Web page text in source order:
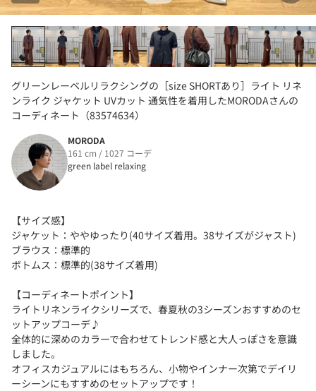
グリーンレーベルリラクシングの［size SHORTあり］ライト リネ
ンライク ジャケット UVカット 通気性を着用したMORODAさんの
コーディネート（83574634）
MORODA
161 cm / 1027 コーデ
green label relaxing
【サイズ感】
ジャケット：ややゆったり(40サイズ着用。38サイズがジャスト)
ブラウス：標準的
ボトムス：標準的(38サイズ着用)
【コーディネートポイント】
ライトリネンライクシリーズで、春夏秋の3シーズンおすすめのセ
ットアップコーデ♪
全体的に深めのカラーで合わせてトレンド感と大人っぽさを意識
しました。
オフィスカジュアルにはもちろん、小物やインナー次第でデイリ
ーシーンにもすすめのセットアップです！